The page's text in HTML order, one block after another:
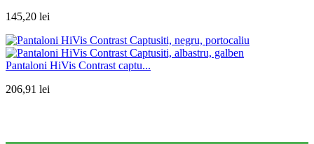
145,20 lei
Pantaloni HiVis Contrast captu...
206,91 lei